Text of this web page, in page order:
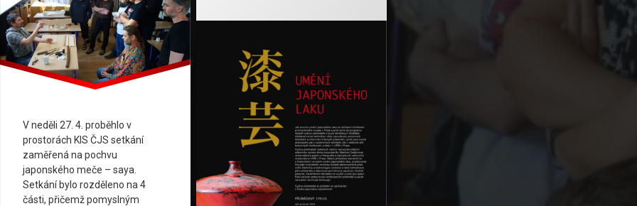
V neděli 27. 4. proběhlo v
prostorách KIS ČJS setkání
zaměřená na pochvu
japonského meče – saya.
Setkání bylo rozděleno na 4
části, přičemž pomyslným